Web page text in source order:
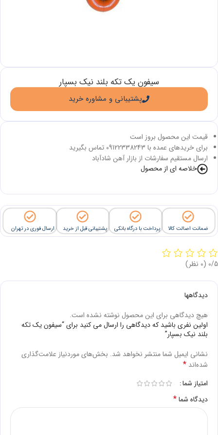
قیمت این محصول بروز است
برای خریدهای عمده با 09122338243 تماس بگیرید
ارسال مستقیم سفارشات از بازار آهن شادآباد
خلاصه ای از محصول
سیفون یک تکه بلند نیک بسپار
پشتیبانی و مشاوره خرید
ضمانت اصالت کالا پرداخت با درگاه بانکی پشتیبانی قبل از خرید ارسال فوری در تهران
‫0/5 ‫(0 نظر)
دیدگاهها
هیچ دیدگاهی برای این محصول نوشته نشده است.
اولین نفری باشید که دیدگاهی را ارسال می کنید برای “سیفون یک تکه
بلند نیک بسپار”
نشانی ایمیل شما منتشر نخواهد شد. بخش‌های موردنیاز علامت‌گذاری
شده‌اند *
امتیاز شما
دیدگاه شما*